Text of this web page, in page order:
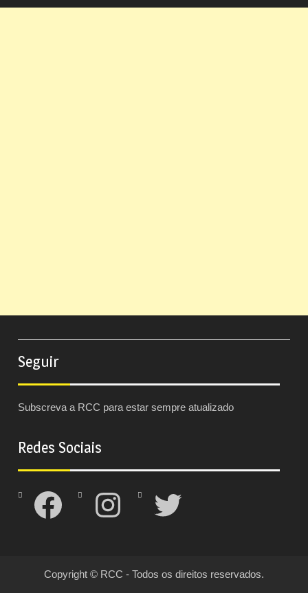
Seguir
Subscreva a RCC para estar sempre atualizado
Redes Sociais
Facebook Instagram Twitter
Copyright © RCC - Todos os direitos reservados.